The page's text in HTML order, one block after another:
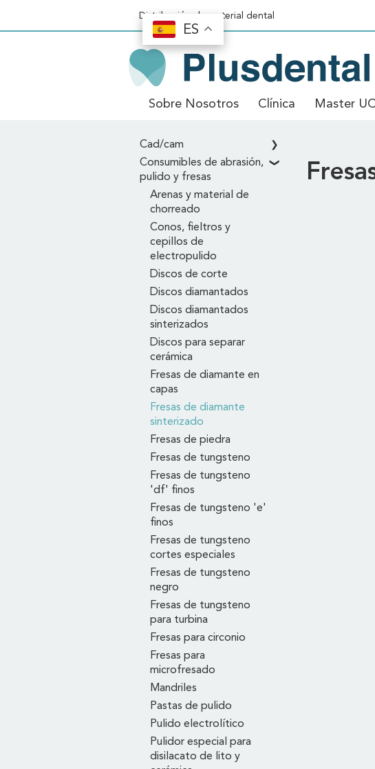
ES
ES
Distribución de material dental
Sobre Nosotros Clínica Master
Inicio \ Consumibles de abrasión, pulido y fresas \
Cad/cam
Consumibles de abrasión,
pulido y fresas
Arenas y material de
chorreado
Conos, fieltros y
cepillos de
electropulido
Discos de corte
Discos diamantados
Discos diamantados
sinterizados
Discos para separar
cerámica
Fresas de diamante en
capas
Fresas de diamante
sinterizado
Fresas de piedra
Fresas de tungsteno
Fresas de tungsteno
'df' finos
Fresas de tungsteno 'e'
finos
Fresas de tungsteno
cortes especiales
Fresas de tungsteno
negro
Fresas de tungsteno
para turbina
Fresas para circonio
Fresas para
microfresado
Mandriles
Pastas de pulido
Pulido electrolítico
Pulidor especial para
disilacato de lito y